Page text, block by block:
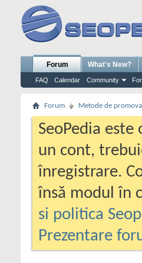
Forum
FAQ Calendar Community
What's New?
Forum Metode de
SeoPedia
un cont,
înregistrare.
însă modul în
si politica
Prezentare